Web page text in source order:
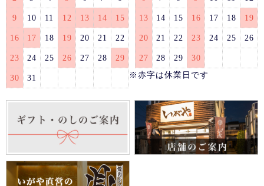
9 10 11 12 13 14 15
16 17 18 19 20 21 22
23 24 25 26 27 28 29
30 31
13 14 15 16 17 18 19
20 21 22 23 24 25 26
27 28 29
30
※赤字は休業日です